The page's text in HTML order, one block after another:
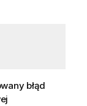
błąd